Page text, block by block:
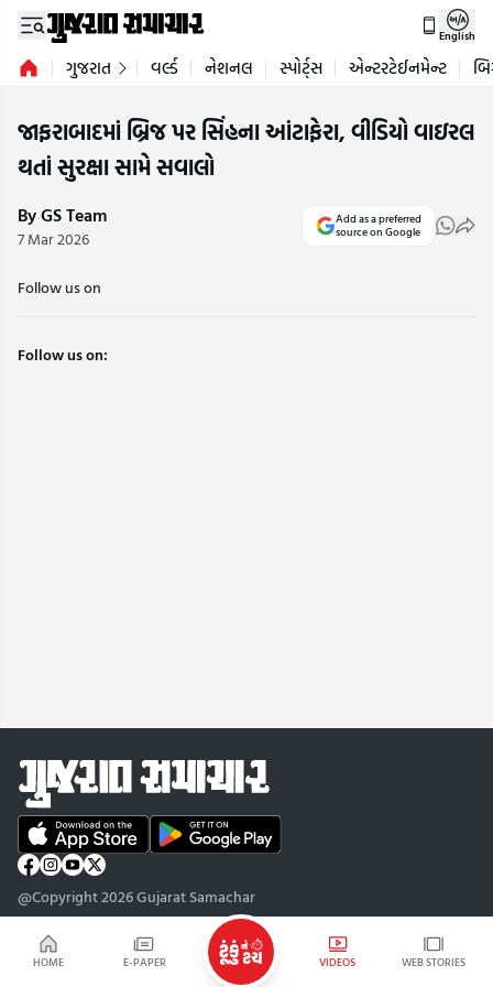
HOME E-PAPER VIDEOS WEB STORIES
English
ગુજરાત વર્લ્ડ નેશનલ સ્પોર્ટ્સ એન્ટરટેઈનમેન્ટ
જાફરાબાદમાં બ્રિજ પર સિંહના આંટાફેરા, વીડિયો વાઇરલ
થતાં સુરક્ષા સામે સવાલો
By GS Team
7 Mar 2026
Add as a preferred
source on Google
Follow us on
Follow us on:
@Copyright 2026 Gujarat Samachar